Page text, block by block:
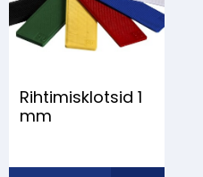
Rihtimisklotsid 1
mm